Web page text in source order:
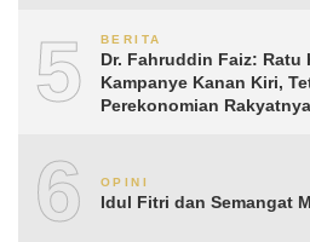
5 BERITA
Dr. Fahruddin Faiz:
Kampanye Kanan Kiri,
Perekonomian Rakyatnya
6 OPINI
Idul Fitri dan Semangat